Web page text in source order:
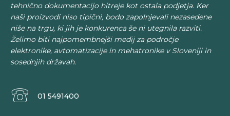
tehnično dokumentacijo hitreje kot ostala podjetja. Ker
naši proizvodi niso tipični, bodo zapolnjevali nezasedene
niše na trgu, ki jih je konkurenca še ni utegnila razviti.
Želimo biti najpomembnejši medij za področje
elektronike, avtomatizacije in mehatronike v Sloveniji in
sosednjih državah.
01 5491400